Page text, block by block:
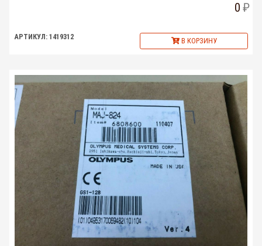
0
АРТИКУЛ: 1419312 В КОРЗИНУ